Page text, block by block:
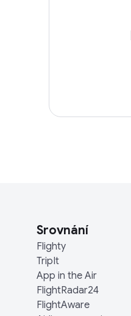
Srovnání
Flighty
TripIt
App in the Air
FlightRadar24
FlightAware